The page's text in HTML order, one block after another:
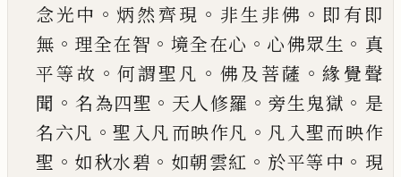
念光中 。 炳然齊現 。 非生非佛 。 即有即
無 。 理全在智 。 境全在心 。 心佛眾生 。 真
平等故 。 何謂聖凡 。 佛及菩薩 。 緣覺聲
聞 。 名為四聖 。 天人修羅 。 旁生鬼獄 。 是
名六凡 。 聖入凡 而映作凡 。 凡入聖而映作
聖 。 如秋水碧 。 如朝雲紅 。 於平等中 。 現